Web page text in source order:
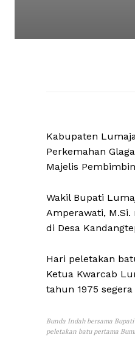
Kabupaten
Perkemahan
Majelis
Wakil Bupati
Amperawati,
di Desa
Hari peletakan
Ketua Kwarcab
tahun 1975
Bunda Indah bersama
peletakan batu pertama